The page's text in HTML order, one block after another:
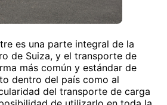
es una parte integral de la
de Suiza, y el transporte de
más común y estándar de
dentro del país como al
del transporte de carga